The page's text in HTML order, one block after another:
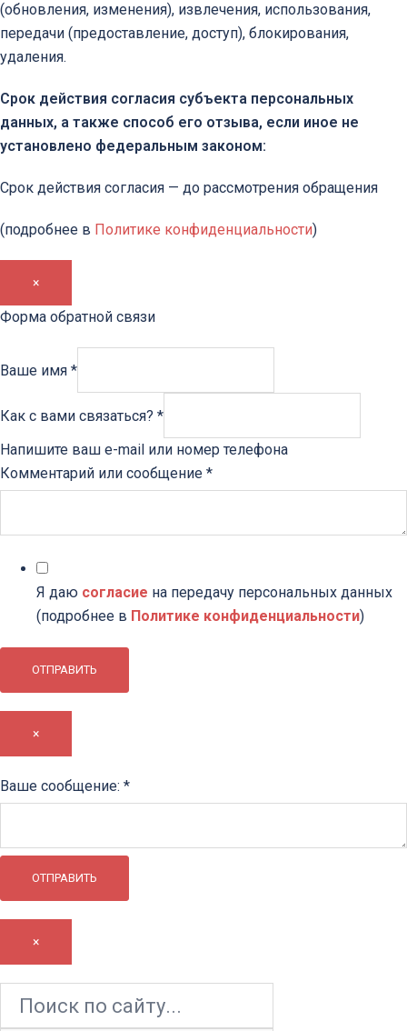
(обновления, изменения), извлечения, использования,
передачи (предоставление, доступ), блокирования,
удаления.
Срок действия согласия субъекта персональных
данных, а также способ его отзыва, если иное не
установлено федеральным законом:
Срок действия согласия — до рассмотрения обращения
(подробнее в Политике конфиденциальности)
×
Форма обратной связи
Ваше имя *
Как с вами связаться? *
Напишите ваш e-mail или номер телефона
Комментарий или сообщение *
Я даю согласие на передачу персональных данных
(подробнее в Политике конфиденциальности)
ОТПРАВИТЬ
×
сообщение:
Ваше сообщение: *
ОТПРАВИТЬ
×